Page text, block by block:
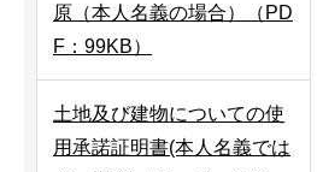
原（本人名義の場合）（PD
F：99KB）
土地及び建物についての使
用承諾証明書(本人名義では